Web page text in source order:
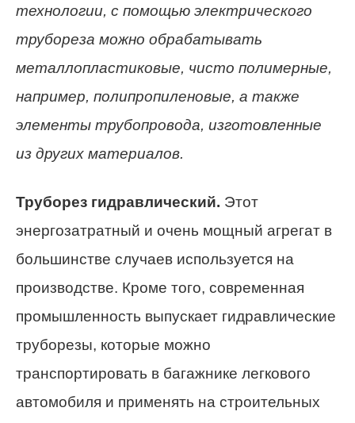
технологии, с помощью электрического
трубореза можно обрабатывать
металлопластиковые, чисто полимерные,
например, полипропиленовые, а также
элементы трубопровода, изготовленные
из других материалов.
Труборез гидравлический. Этот
энергозатратный и очень мощный агрегат в
большинстве случаев используется на
производстве. Кроме того, современная
промышленность выпускает гидравлические
труборезы, которые можно
транспортировать в багажнике легкового
автомобиля и применять на строительных